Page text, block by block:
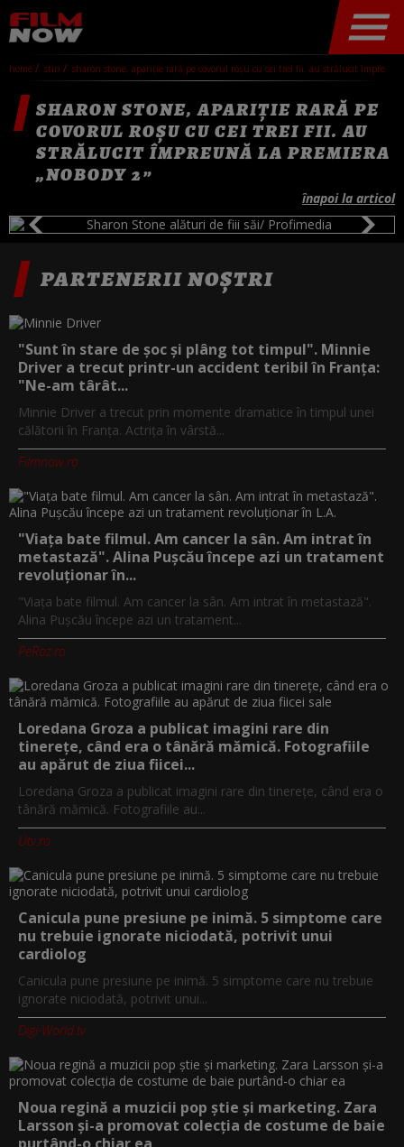
home stiri sharon stone, apariție rară pe covorul roșu cu cei trei fii. au strălucit împreună la premiera „nobody 2”
SHARON STONE, APARIȚIE RARĂ PE
COVORUL ROȘU CU CEI TREI FII. AU
STRĂLUCIT ÎMPREUNĂ LA PREMIERA
„NOBODY 2”
înapoi la articol
PARTENERII NOȘTRI
"Sunt în stare de șoc și plâng tot timpul". Minnie
Driver a trecut printr-un accident teribil în Franța:
"Ne-am târât...
Minnie Driver a trecut prin momente dramatice în timpul unei
călătorii în Franța. Actrița în vârstă...
Filmnow.ro
"Viața bate filmul. Am cancer la sân. Am intrat în
metastază". Alina Pușcău începe azi un tratament
revoluționar în...
"Viața bate filmul. Am cancer la sân. Am intrat în metastază".
Alina Pușcău începe azi un tratament...
PeRoz.ro
Loredana Groza a publicat imagini rare din
tinerețe, când era o tânără mămică. Fotografiile
au apărut de ziua fiicei...
Loredana Groza a publicat imagini rare din tinerețe, când era o
tânără mămică. Fotografiile au...
Utv.ro
Canicula pune presiune pe inimă. 5 simptome care
nu trebuie ignorate niciodată, potrivit unui
cardiolog
Canicula pune presiune pe inimă. 5 simptome care nu trebuie
ignorate niciodată, potrivit unui...
Digi-World.tv
Noua regină a muzicii pop știe și marketing. Zara
Larsson și-a promovat colecția de costume de baie